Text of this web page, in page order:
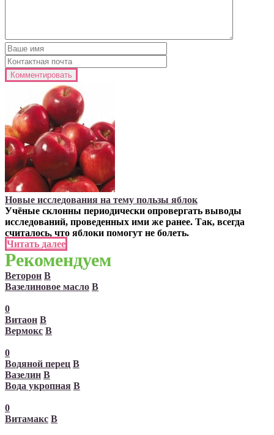
Новые исследования на тему пользы яблок
Учёные склонны периодически опровергать выводы
исследований, проведенных ими же ранее. Так, всегда
считалось, что яблоки помогут не болеть.
Читать далее
Рекомендуем
Веторон В
Вазелиновое масло В
0
Витаон В
Вермокс В
0
Водяной перец В
Вазелин В
Вода укропная В
0
Витамакс В